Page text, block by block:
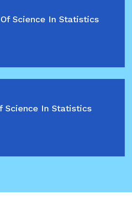
Science In Statistics
Science In Statistics